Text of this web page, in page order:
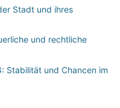
Stadt und ihres
und rechtliche
Stabilität und Chancen im